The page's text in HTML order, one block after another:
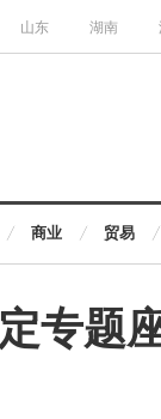
山东 湖南
商业 贸易
专题